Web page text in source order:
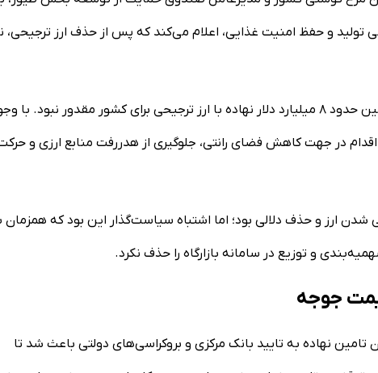
تولید و حفظ امنیت غذایی، اعلام می‌کند که پس از حذف ارز ترجیحی،
وی در بررسی وضعیت بازار از نگاه تولیدکنندگان می‌گوید: تامین حدود ۸ میلیارد دلار نهاده با ارز ترجیحی برای کشور مقدور نبود. با
در جهت کاهش فضای رانتی، جلوگیری از هدررفت منابع ارزی و
ارز و حذف دلالی بود؛ اما اشتباه سیاست‌گذار این بود که همزمان
و توزیع در سامانه بازارگاه را حذف نکرد.
جوجه
نهاده به تایید بانک مرکزی و بروکراسی‌های دولتی باعث شد تا